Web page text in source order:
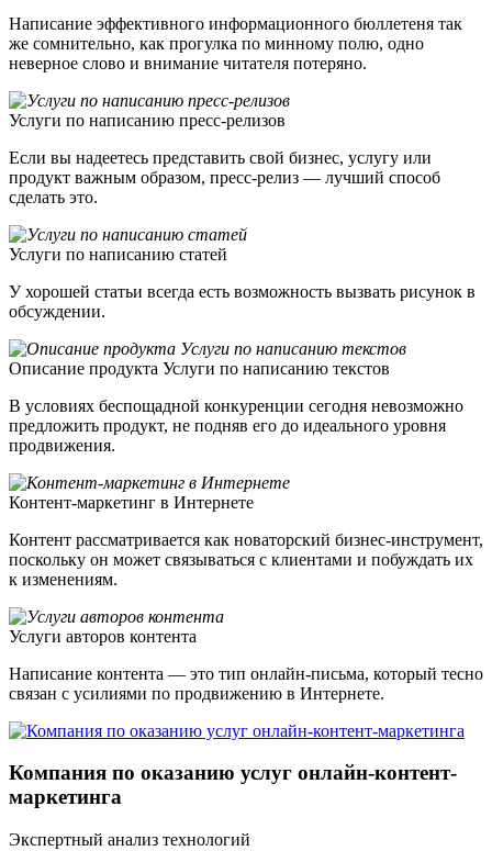
Написание эффективного информационного бюллетеня так
же сомнительно, как прогулка по минному полю, одно
неверное слово и внимание читателя потеряно.
Услуги по написанию пресс-релизов
Если вы надеетесь представить свой бизнес, услугу или
продукт важным образом, пресс-релиз — лучший способ
сделать это.
Услуги по написанию статей
У хорошей статьи всегда есть возможность вызвать рисунок в
обсуждении.
Описание продукта Услуги по написанию текстов
В условиях беспощадной конкуренции сегодня невозможно
предложить продукт, не подняв его до идеального уровня
продвижения.
Контент-маркетинг в Интернете
Контент рассматривается как новаторский бизнес-инструмент,
поскольку он может связываться с клиентами и побуждать их
к изменениям.
Услуги авторов контента
Написание контента — это тип онлайн-письма, который тесно
связан с усилиями по продвижению в Интернете.
Компания по оказанию услуг онлайн-контент-
маркетинга
Экспертный анализ технологий